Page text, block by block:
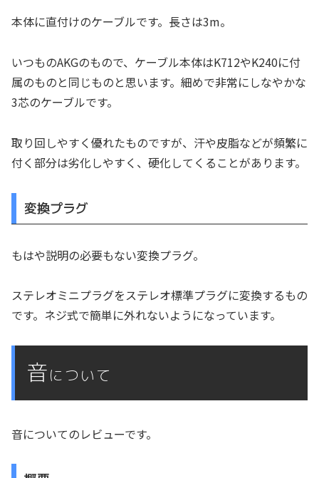
本体に直付けのケーブルです。長さは3m。
いつものAKGのもので、ケーブル本体はK712やK240に付
属のものと同じものと思います。細めで非常にしなやかな
3芯のケーブルです。
取り回しやすく優れたものですが、汗や皮脂などが頻繁に
付く部分は劣化しやすく、硬化してくることがあります。
変換プラグ
もはや説明の必要もない変換プラグ。
ステレオミニプラグをステレオ標準プラグに変換するもの
です。ネジ式で簡単に外れないようになっています。
音 について
音についてのレビューです。